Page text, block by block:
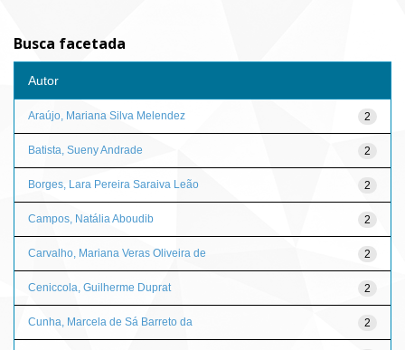
Busca facetada
Autor
2
Araújo, Mariana Silva Melendez
2
Batista, Sueny Andrade
2
Borges, Lara Pereira Saraiva Leão
2
Campos, Natália Aboudib
2
Carvalho, Mariana Veras Oliveira de
2
Ceniccola, Guilherme Duprat
2
Cunha, Marcela de Sá Barreto da